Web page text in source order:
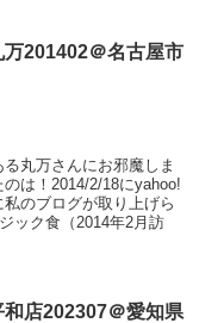
万201402＠名古屋市
丸万さんにお邪魔しま
は！2014/2/18にyahoo!
のブログが取り上げら
ック食（2014年2月訪
和店202307＠愛知県